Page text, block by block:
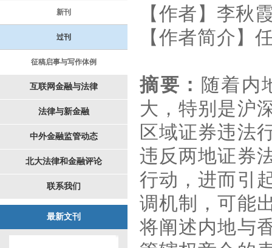
新刊
过刊
征稿启事与写作体例
互联网金融与法律
法律与新金融
中外金融监管动态
北大法律和金融评论
联系我们
最新文刊
【 作者 】 李秋
【作者简介】
摘要： 随着内
大，特别是沪
区域证券违法
违反两地证券
行动，进而引
调机制，可能
将阐述内地与